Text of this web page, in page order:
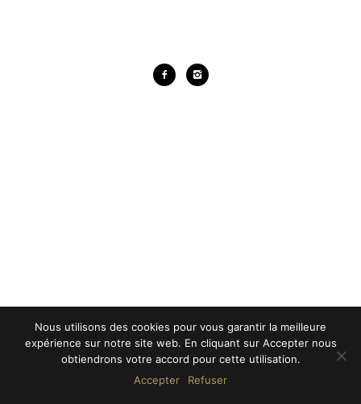
Nous utilisons des cookies pour vous garantir la meilleure
expérience sur notre site web. En cliquant sur Accepter nous
obtiendrons votre accord pour cette utilisation.
Accepter
Refuser